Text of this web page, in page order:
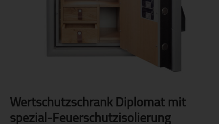
Wertschutzschrank Diplomat mit
spezial-Feuerschutzisolierung